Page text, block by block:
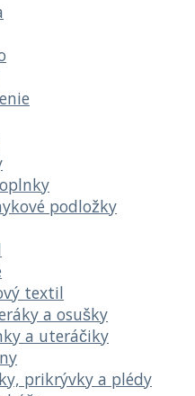
podložky
textil
a osušky
a uteráčiky
prikrývky a plédy